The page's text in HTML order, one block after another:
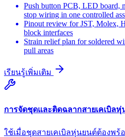
Push button PCB, LED board,
stop wiring in one controlled
Pinout review for JST, Molex,
block interfaces
Strain relief plan for soldered
pull areas
เรียนรู้เพิ่มเติม
การจัดชุดและติดฉลากสายเคเบิลหุ่
ใช้เมื่อชุดสายเคเบิลหุ่นยนต์ต้องพร้